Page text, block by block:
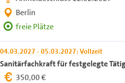
Berlin
freie Plätze
04.03.2027 - 05.03.2027: Vollzeit
Sanitärfachkraft für festgelegte
350,00 €